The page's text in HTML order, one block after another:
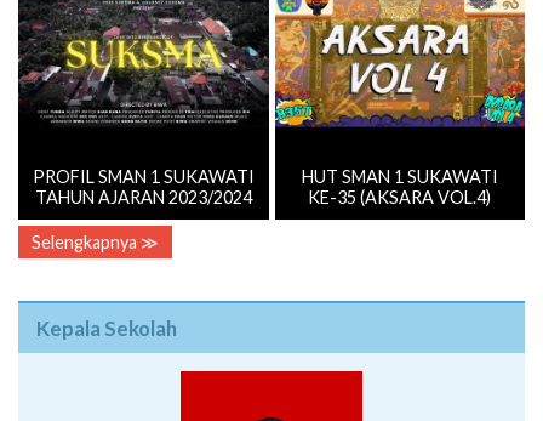
PROFIL SMAN 1 SUKAWATI
TAHUN AJARAN 2023/2024
HUT SMAN 1 SUKAWATI
KE-35 (AKSARA VOL.4)
Selengkapnya ≫
Kepala Sekolah